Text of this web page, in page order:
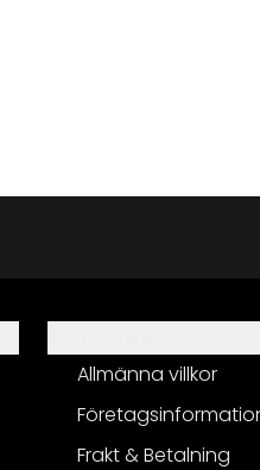
Allmänna villkor
Frakt & Betalning